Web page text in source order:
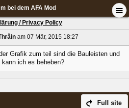
bei dem AFA Mod
/ Privacy Policy
am 07 Mär, 2015 18:27
Grafik zum teil sind die Bauleisten und
ich es beheben?
Full site